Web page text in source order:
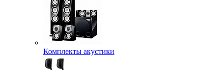
Комплекты акустики